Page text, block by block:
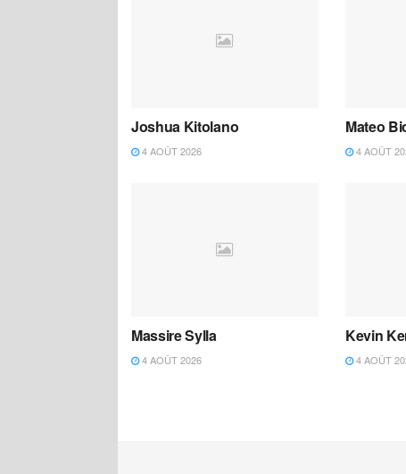
Joshua Kitolano
4 AOÛT 2026
Mateo
4 AOÛT
Massire Sylla
4 AOÛT 2026
Kevin
4 AOÛT